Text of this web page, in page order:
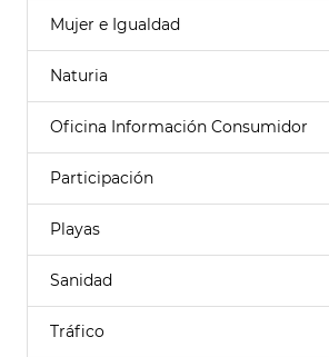
Mujer e Igualdad
Naturia
Oficina Información Consumidor
Participación
Playas
Sanidad
Tráfico